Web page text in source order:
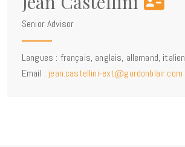
Senior Advisor
Langues : français, anglais, allemand, italien
Email : jean.castellini-ext@gordonblair.com